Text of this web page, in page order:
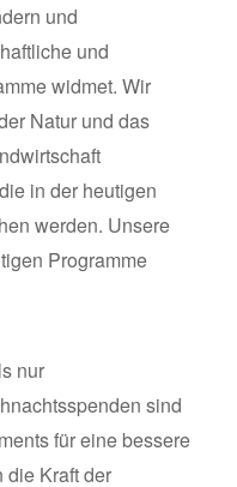
und
und
widmet. Wir
Natur und das
in der heutigen
werden. Unsere
Programme
nur
sind
für eine bessere
die Kraft der